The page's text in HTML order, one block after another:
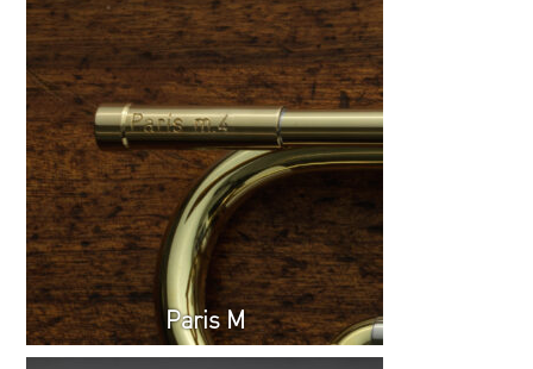
Paris M